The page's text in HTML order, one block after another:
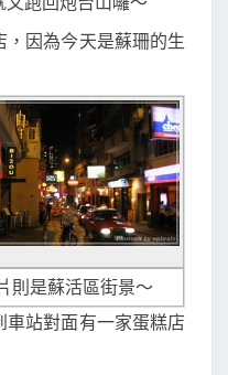
因為今天是蘇珊的生
則是蘇活區街景～
車站對面有一家蛋糕店